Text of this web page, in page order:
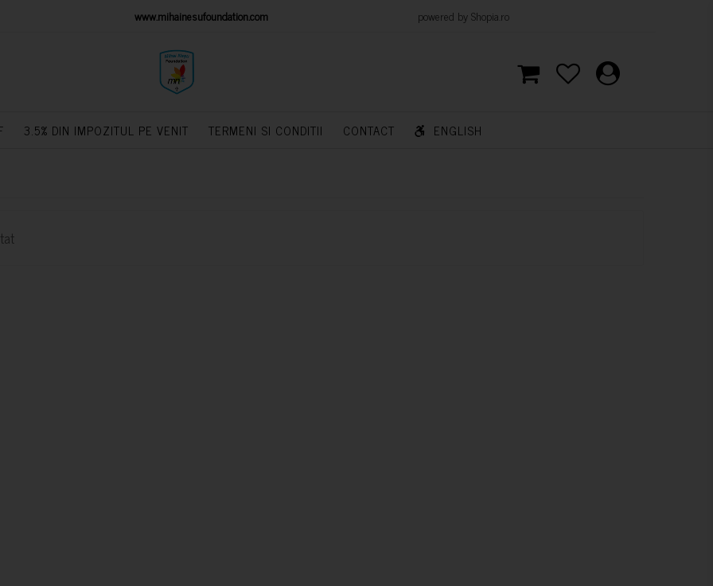
PLATFORM www.mihainesufoundation.com powered by Shopia.ro
3.5% DIN IMPOZITUL PE VENIT TERMENI SI CONDITII CONTACT ENGLISH